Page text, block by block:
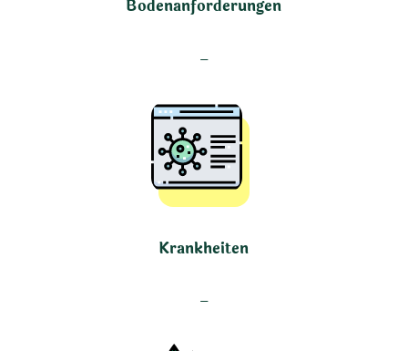
Bodenanforderungen
–
Krankheiten
–